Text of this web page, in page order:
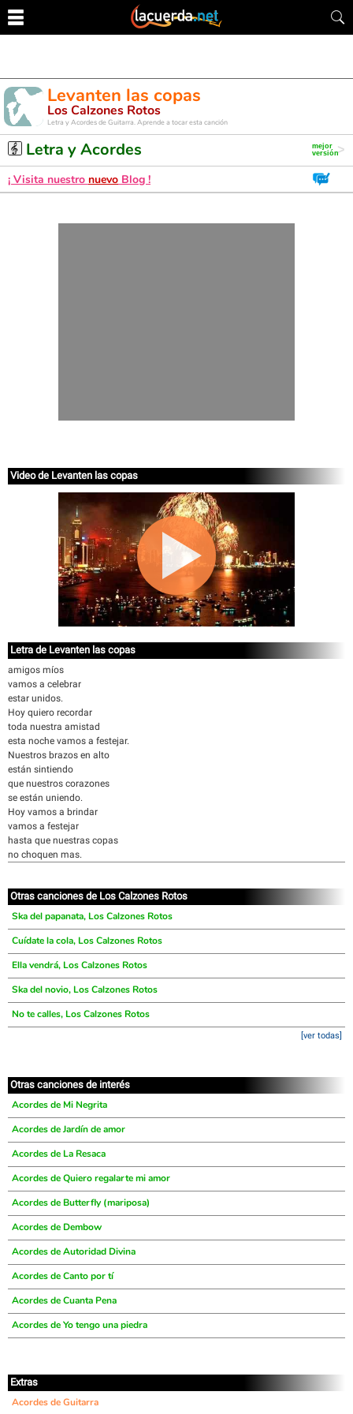
Levanten las copas
Los Calzones Rotos
Letra y Acordes de Guitarra. Aprende a tocar esta canción
Letra y Acordes
¡ Visita nuestro nuevo Blog !
Video de Levanten las copas
Letra de Levanten las copas
amigos míos
vamos a celebrar
estar unidos.
Hoy quiero recordar
toda nuestra amistad
esta noche vamos a festejar.
Nuestros brazos en alto
están sintiendo
que nuestros corazones
se están uniendo.
Hoy vamos a brindar
vamos a festejar
hasta que nuestras copas
no choquen mas.
Otras canciones de Los Calzones Rotos
Ska del papanata, Los Calzones Rotos
Cuídate la cola, Los Calzones Rotos
Ella vendrá, Los Calzones Rotos
Ska del novio, Los Calzones Rotos
No te calles, Los Calzones Rotos
[ver todas]
Otras canciones de interés
Acordes de Mi Negrita
Acordes de Jardín de amor
Acordes de La Resaca
Acordes de Quiero regalarte mi amor
Acordes de Butterfly (mariposa)
Acordes de Dembow
Acordes de Autoridad Divina
Acordes de Canto por tí
Acordes de Cuanta Pena
Acordes de Yo tengo una piedra
Extras
Acordes de Guitarra